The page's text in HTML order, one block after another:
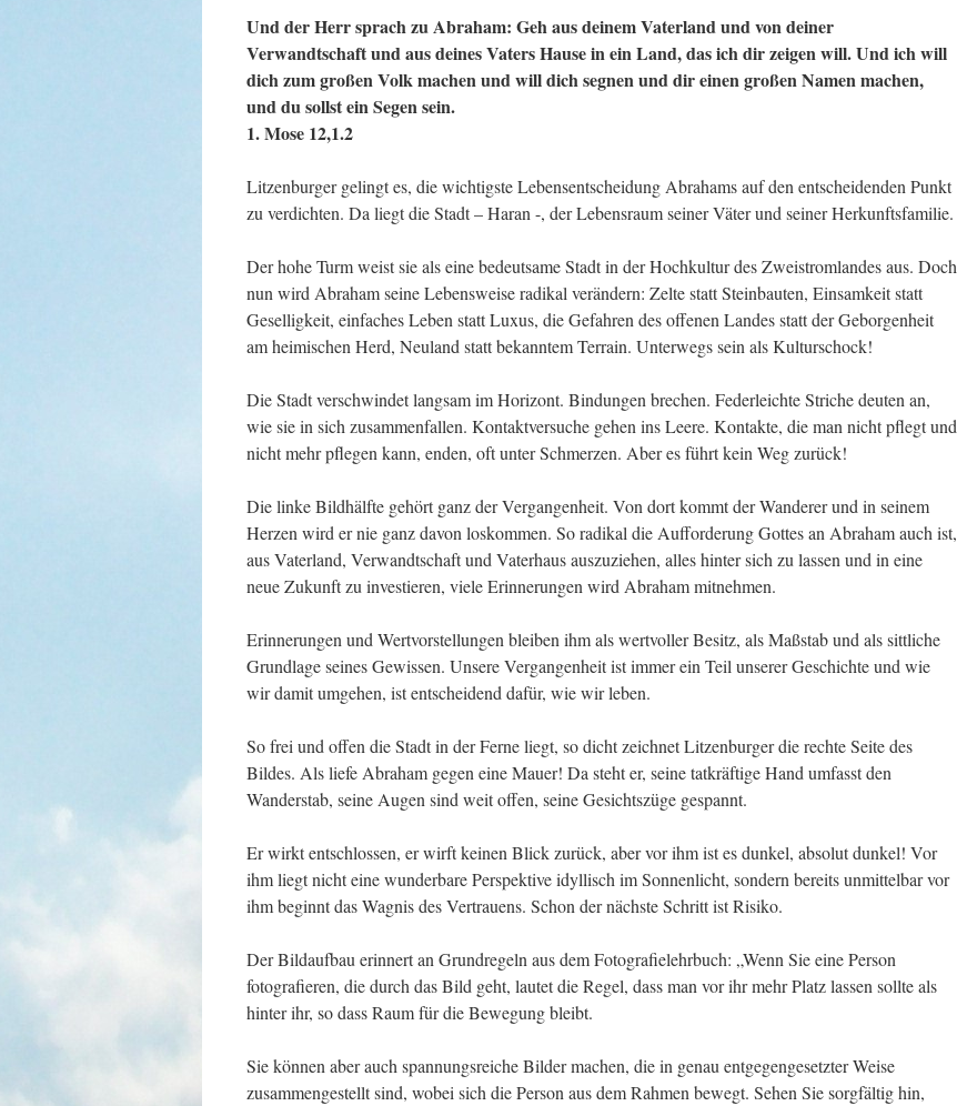
Und der Herr sprach zu Abraham: Geh aus deinem Vaterland und von deiner
Verwandtschaft und aus deines Vaters Hause in ein Land, das ich dir zeigen will. Und ich will
dich zum großen Volk machen und will dich segnen und dir einen großen Namen machen,
und du sollst ein Segen sein.
1. Mose 12,1.2
Litzenburger gelingt es, die wichtigste Lebensentscheidung Abrahams auf den entscheidenden Punkt
zu verdichten. Da liegt die Stadt – Haran -, der Lebensraum seiner Väter und seiner Herkunftsfamilie.
Der hohe Turm weist sie als eine bedeutsame Stadt in der Hochkultur des Zweistromlandes aus. Doch
nun wird Abraham seine Lebensweise radikal verändern: Zelte statt Steinbauten, Einsamkeit statt
Geselligkeit, einfaches Leben statt Luxus, die Gefahren des offenen Landes statt der Geborgenheit
am heimischen Herd, Neuland statt bekanntem Terrain. Unterwegs sein als Kulturschock!
Die Stadt verschwindet langsam im Horizont. Bindungen brechen. Federleichte Striche deuten an,
wie sie in sich zusammenfallen. Kontaktversuche gehen ins Leere. Kontakte, die man nicht pflegt und
nicht mehr pflegen kann, enden, oft unter Schmerzen. Aber es führt kein Weg zurück!
Die linke Bildhälfte gehört ganz der Vergangenheit. Von dort kommt der Wanderer und in seinem
Herzen wird er nie ganz davon loskommen. So radikal die Aufforderung Gottes an Abraham auch ist,
aus Vaterland, Verwandtschaft und Vaterhaus auszuziehen, alles hinter sich zu lassen und in eine
neue Zukunft zu investieren, viele Erinnerungen wird Abraham mitnehmen.
Erinnerungen und Wertvorstellungen bleiben ihm als wertvoller Besitz, als Maßstab und als sittliche
Grundlage seines Gewissen. Unsere Vergangenheit ist immer ein Teil unserer Geschichte und wie
wir damit umgehen, ist entscheidend dafür, wie wir leben.
So frei und offen die Stadt in der Ferne liegt, so dicht zeichnet Litzenburger die rechte Seite des
Bildes. Als liefe Abraham gegen eine Mauer! Da steht er, seine tatkräftige Hand umfasst den
Wanderstab, seine Augen sind weit offen, seine Gesichtszüge gespannt.
Er wirkt entschlossen, er wirft keinen Blick zurück, aber vor ihm ist es dunkel, absolut dunkel! Vor
ihm liegt nicht eine wunderbare Perspektive idyllisch im Sonnenlicht, sondern bereits unmittelbar vor
ihm beginnt das Wagnis des Vertrauens. Schon der nächste Schritt ist Risiko.
Der Bildaufbau erinnert an Grundregeln aus dem Fotografielehrbuch: „Wenn Sie eine Person
fotografieren, die durch das Bild geht, lautet die Regel, dass man vor ihr mehr Platz lassen sollte als
hinter ihr, so dass Raum für die Bewegung bleibt.
Sie können aber auch spannungsreiche Bilder machen, die in genau entgegengesetzter Weise
zusammengestellt sind, wobei sich die Person aus dem Rahmen bewegt. Sehen Sie sorgfältig hin,